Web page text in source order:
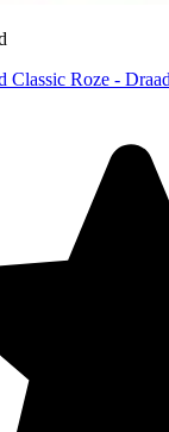
Classic Roze -